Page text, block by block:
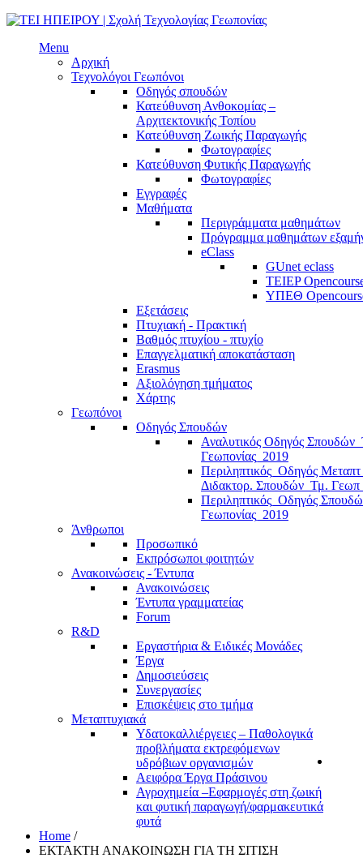
Menu
Αρχική
Τεχνολόγοι Γεωπόνοι
Οδηγός σπουδών
Κατεύθυνση Ανθοκομίας –
Αρχιτεκτονικής Τοπίου
Κατεύθυνση Ζωικής Παραγωγής
Φωτογραφίες
Κατεύθυνση Φυτικής Παραγωγής
Φωτογραφίες
Εγγραφές
Μαθήματα
Περιγράμματα μαθημάτων
Πρόγραμμα μαθημάτων
eClass
GUnet eclass
TEIEP
ΥΠΕΘ
Εξετάσεις
Πτυχιακή - Πρακτική
Βαθμός πτυχίου - πτυχίο
Επαγγελματική αποκατάσταση
Erasmus
Αξιολόγηση τμήματος
Χάρτης
Γεωπόνοι
Οδηγός Σπουδών
Αναλυτικός Οδηγός
Γεωπονίας_2019
Περιληπτικός_Οδηγός
Διδακτορ. Σπουδών_Τμ.
Περιληπτικός_Οδηγός
Γεωπονίας_2019
Άνθρωποι
Προσωπικό
Εκπρόσωποι φοιτητών
Ανακοινώσεις - Έντυπα
Ανακοινώσεις
Έντυπα γραμματείας
Forum
R&D
Εργαστήρια & Ειδικές Μονάδες
Έργα
Δημοσιεύσεις
Συνεργασίες
Επισκέψεις στο τμήμα
Μεταπτυχιακά
Υδατοκαλλιέργειες – Παθολογικά
προβλήματα εκτρεφόμενων
υδρόβιων οργανισμών
Αειφόρα Έργα Πράσινου
Αγροχημεία –Εφαρμογές στη ζωική
και φυτική παραγωγή/φαρμακευτικά
φυτά
Home /
ΕΚΤΑΚΤΗ ΑΝΑΚΟΙΝΩΣΗ ΓΙΑ ΤΗ ΣΙΤΙΣΗ